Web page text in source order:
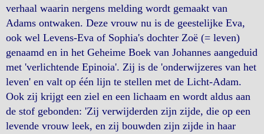
verhaal waarin nergens melding wordt gemaakt van
Adams ontwaken. Deze vrouw nu is de geestelijke Eva,
ook wel Levens-Eva of Sophia's dochter Zoë (= leven)
genaamd en in het Geheime Boek van Johannes aangeduid
met 'verlichtende Epinoia'. Zij is de 'onderwijzeres van het
leven' en valt op één lijn te stellen met de Licht-Adam.
Ook zij krijgt een ziel en een lichaam en wordt aldus aan
de stof gebonden: 'Zij verwijderden zijn zijde, die op een
levende vrouw leek, en zij bouwden zijn zijde in haar